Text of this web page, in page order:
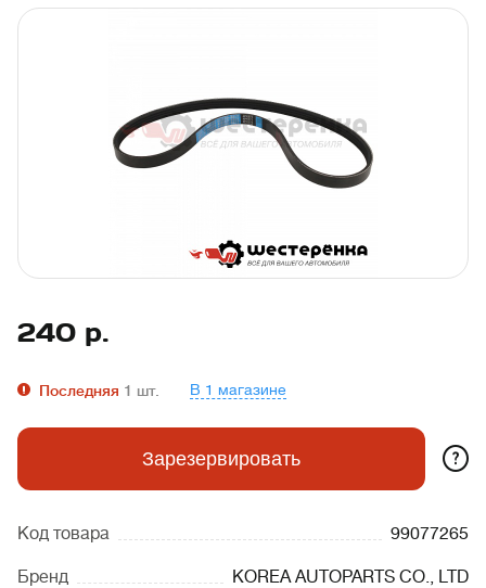
240 р.
Последняя 1 шт. В 1 магазине
Зарезервировать ?
Код товара 99077265
Бренд KOREA AUTOPARTS CO., LTD